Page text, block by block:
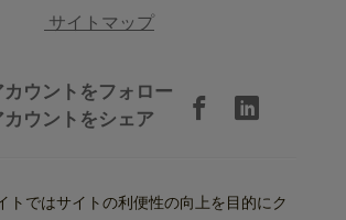
サイトマップ
ウントをフォロー
ウントをシェア
トではサイトの利便性の向上を目的にク